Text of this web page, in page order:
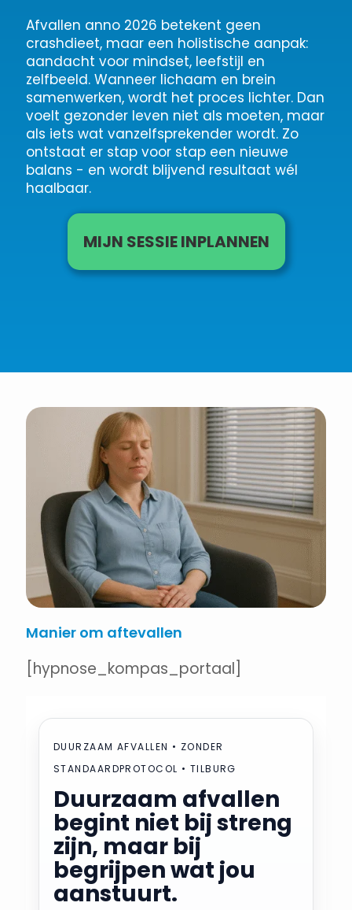
Afvallen anno 2026 betekent geen
crashdieet, maar een holistische aanpak:
aandacht voor mindset, leefstijl en
zelfbeeld. Wanneer lichaam en brein
samenwerken, wordt het proces lichter. Dan
voelt gezonder leven niet als moeten, maar
als iets wat vanzelfsprekender wordt. Zo
ontstaat er stap voor stap een nieuwe
balans - en wordt blijvend resultaat wél
haalbaar.
MIJN SESSIE INPLANNEN
Manier om aftevallen
[hypnose_kompas_portaal]
DUURZAAM AFVALLEN • ZONDER
STANDAARDPROTOCOL • TILBURG
Duurzaam afvallen
begint niet bij streng
zijn, maar bij
begrijpen wat jou
aanstuurt.